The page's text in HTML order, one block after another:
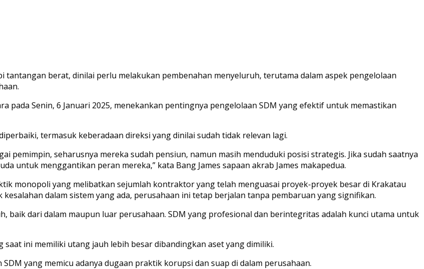
tantangan berat, dinilai perlu melakukan pembenahan menyeluruh, terutama dalam aspek pengelolaan
pada Senin, 6 Januari 2025, menekankan pentingnya pengelolaan SDM yang efektif untuk memastikan
termasuk keberadaan direksi yang dinilai sudah tidak relevan lagi.
pemimpin, seharusnya mereka sudah pensiun, namun masih menduduki posisi strategis. Jika sudah saatnya
untuk menggantikan peran mereka,” kata Bang James sapaan akrab James makapedua.
monopoli yang melibatkan sejumlah kontraktor yang telah menguasai proyek-proyek besar di Krakatau
dalam sistem yang ada, perusahaan ini tetap berjalan tanpa pembaruan yang signifikan.
baik dari dalam maupun luar perusahaan. SDM yang profesional dan berintegritas adalah kunci utama untuk
ini memiliki utang jauh lebih besar dibandingkan aset yang dimiliki.
yang memicu adanya dugaan praktik korupsi dan suap di dalam perusahaan.